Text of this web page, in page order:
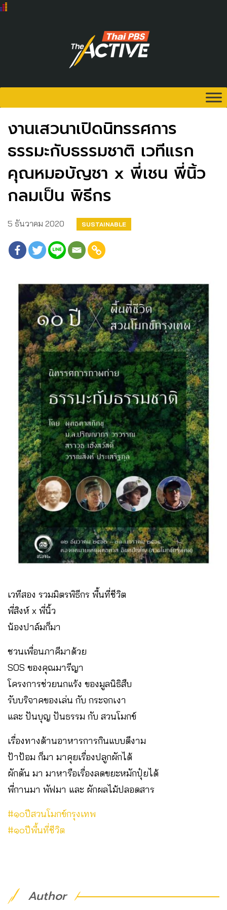
งานเสวนาเปิดนิทรรศการ
ธรรมะกับธรรมชาติ เวทีแรก
คุณหมอบัญชา x พี่เชน พี่นิ้ว
กลมเป็น พิธีกร
5 ธันวาคม 2020 SUSTAINABLE
เวทีสอง รวมมิตรพิธีกร พื้นที่ชีวิต
พี่สิงห์ x พี่นิ้ว
น้องปาล์มก็มา
ชวนเพื่อนภาคีมาด้วย
SOS ของคุณมารีญา
โครงการช่วยนกแร้ง ของมูลนิธิสืบ
รับบริจาคของเล่น กับ กระจกเงา
และ ปันบุญ ปันธรรม กับ สวนโมกข์
เรื่องทางด้านอาหารการกินแบบดีงาม
ป้าป้อม ก็มา มาคุยเรื่องปลูกผักได้
ผักดัน มา มาหารือเรื่องลดขยะหมักปุ๋ยได้
พี่กานมา พัฟมา และ ผักผลไม้ปลอดสาร
#๑๐ปีสวนโมกข์กรุงเทพ
#๑๐ปีพื้นที่ชีวิต
Author